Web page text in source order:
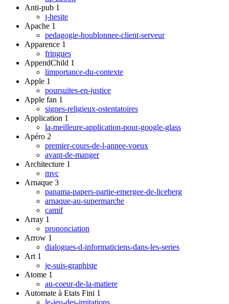
Anti-pub 1
j-hesite
Apache 1
pedagogie-houblonnee-client-serveur
Apparence 1
fringues
AppendChild 1
limportance-du-contexte
Apple 1
poursuites-en-justice
Apple fan 1
signes-religieux-ostentatoires
Application 1
la-meilleure-application-pour-google-glass
Apéro 2
premier-cours-de-l-annee-voeux
avant-de-manger
Architecture 1
mvc
Arnaque 3
panama-papers-partie-emergee-de-liceberg
arnaque-au-supermarche
camif
Array 1
prononciation
Arrow 1
dialogues-d-informaticiens-dans-les-series
Art 1
je-suis-graphiste
Atome 1
au-coeur-de-la-matiere
Automate à Etats Fini 1
le-jeu-des-imitations